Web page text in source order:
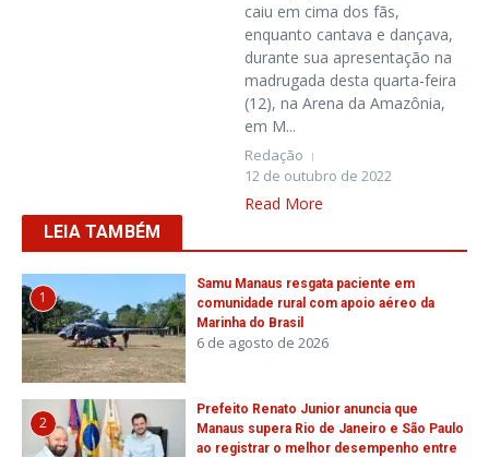
caiu em cima dos fãs,
enquanto cantava e dançava,
durante sua apresentação na
madrugada desta quarta-feira
(12), na Arena da Amazônia,
em M...
Redação
12 de outubro de 2022
Read More
LEIA TAMBÉM
1
Samu Manaus resgata paciente em
comunidade rural com apoio aéreo da
Marinha do Brasil
6 de agosto de 2026
2
Prefeito Renato Junior anuncia que
Manaus supera Rio de Janeiro e São Paulo
ao registrar o melhor desempenho entre